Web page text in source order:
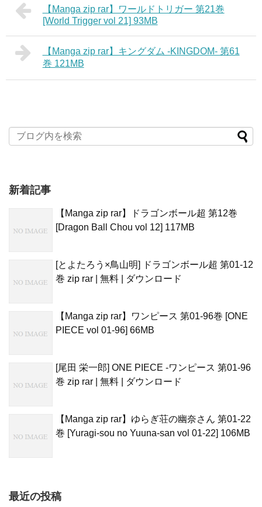
【Manga zip rar】ワールドトリガー 第21巻
[World Trigger vol 21] 93MB
【Manga zip rar】キングダム -KINGDOM- 第61
巻 121MB
新着記事
【Manga zip rar】ドラゴンボール超 第12巻
[Dragon Ball Chou vol 12] 117MB
[とよたろう×鳥山明] ドラゴンボール超 第01-12
巻 zip rar | 無料 | ダウンロード
【Manga zip rar】ワンピース 第01-96巻 [ONE
PIECE vol 01-96] 66MB
[尾田 栄一郎] ONE PIECE -ワンピース 第01-96
巻 zip rar | 無料 | ダウンロード
【Manga zip rar】ゆらぎ荘の幽奈さん 第01-22
巻 [Yuragi-sou no Yuuna-san vol 01-22] 106MB
最近の投稿